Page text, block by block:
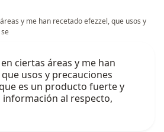
y me han recetado efezzel, que usos y
ciertas áreas y me han
usos y precauciones
es un producto fuerte y
al respecto,